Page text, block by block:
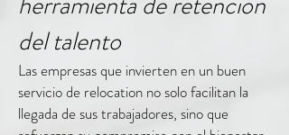
del talento
Las empresas que invierten en un buen
servicio de relocation no solo facilitan la
llegada de sus trabajadores, sino que